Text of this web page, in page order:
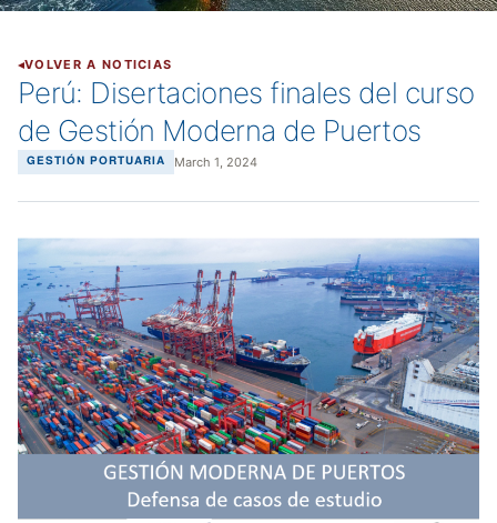
VOLVER A NOTICIAS
Perú: Disertaciones finales del curso
de Gestión Moderna de Puertos
GESTIÓN PORTUARIA March 1, 2024